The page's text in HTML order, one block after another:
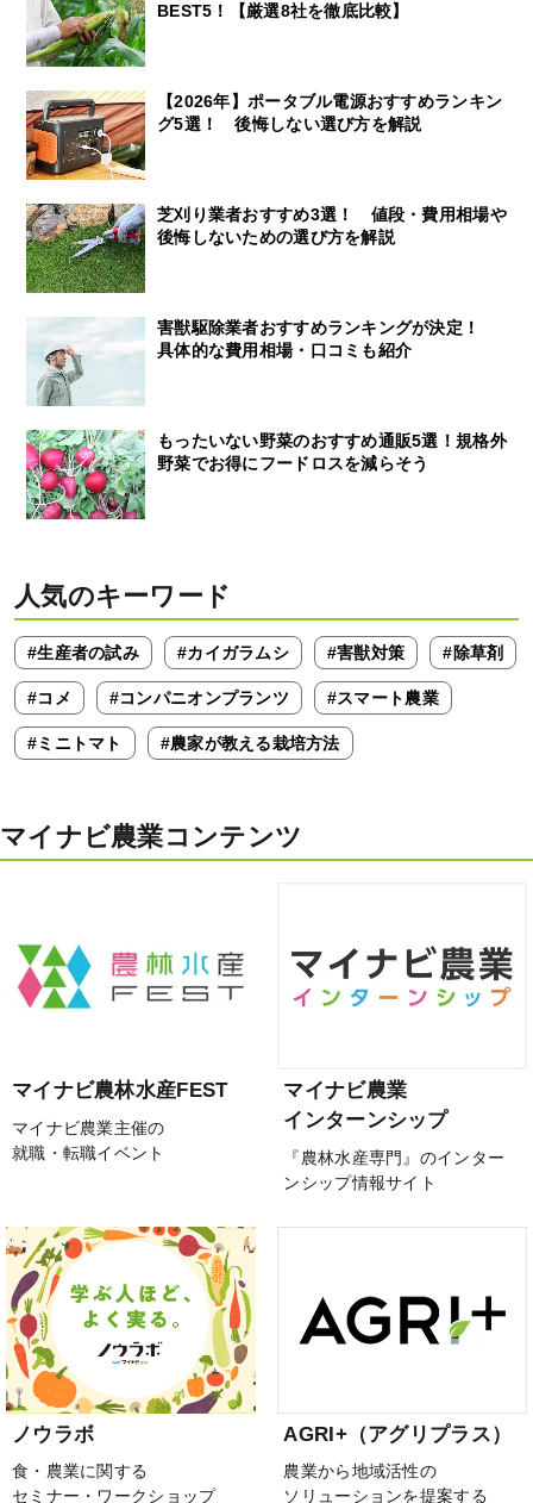
BEST5！【厳選8社を徹底比較】
【2026年】ポータブル電源おすすめランキン
グ5選！ 後悔しない選び方を解説
芝刈り業者おすすめ3選！ 値段・費用相場や
後悔しないための選び方を解説
害獣駆除業者おすすめランキングが決定！
具体的な費用相場・口コミも紹介
もったいない野菜のおすすめ通販5選！規格外
野菜でお得にフードロスを減らそう
人気のキーワード
#生産者の試み #カイガラムシ #害獣対策 #除草剤
#コメ #コンパニオンプランツ #スマート農業
#ミニトマト #農家が教える栽培方法
マイナビ農業コンテンツ
マイナビ農林水産FEST
マイナビ農業主催の
就職・転職イベント
マイナビ農業
インターンシップ
『農林水産専門』のインター
ンシップ情報サイト
ノウラボ
食・農業に関する
セミナー・ワークショップ
AGRI+（アグリプラス）
農業から地域活性の
ソリューションを提案する